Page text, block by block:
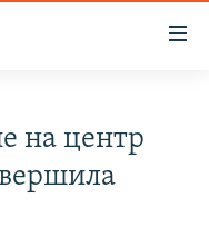
на центр